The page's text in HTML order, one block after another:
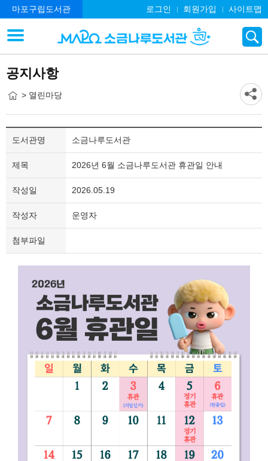
마포구립도서관 로그인 회원가입 사이트맵
공지사항
> 열린마당
도서관명 소금나루도서관
제목 2026년 6월 소금나루도서관 휴관일 안내
작성일 2026.05.19
작성자 운영자
첨부파일